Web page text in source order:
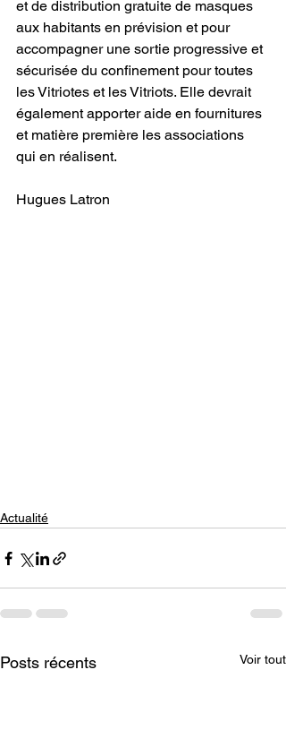
et de distribution gratuite de masques
aux habitants en prévision et pour
accompagner une sortie progressive et
sécurisée du confinement pour toutes
les Vitriotes et les Vitriots. Elle devrait
également apporter aide en fournitures
et matière première les associations
qui en réalisent.
Hugues Latron
Actualité
Posts récents Voir tout